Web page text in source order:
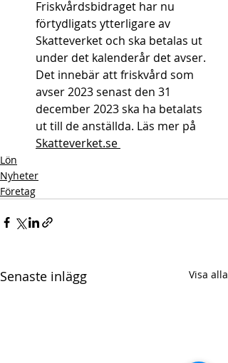
Friskvårdsbidraget har nu
förtydligats ytterligare av
Skatteverket och ska betalas ut
under det kalenderår det avser.
Det innebär att friskvård som
avser 2023 senast den 31
december 2023 ska ha betalats
ut till de anställda. Läs mer på
Skatteverket.se
Lön
Nyheter
Företag
Senaste inlägg Visa alla